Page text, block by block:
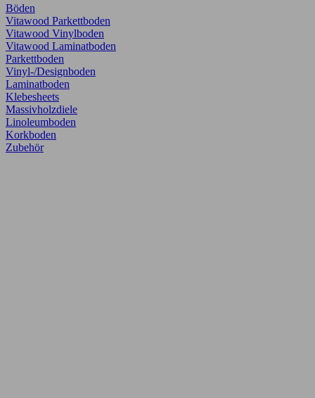
Böden
Vitawood Parkettboden
Vitawood Vinylboden
Vitawood Laminatboden
Parkettboden
Vinyl-/Designboden
Laminatboden
Klebesheets
Massivholzdiele
Linoleumboden
Korkboden
Zubehör